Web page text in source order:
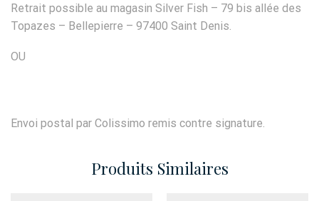
Retrait possible au magasin Silver Fish – 79 bis allée des
Topazes – Bellepierre – 97400 Saint Denis.
OU
Envoi postal par Colissimo remis contre signature.
Produits Similaires